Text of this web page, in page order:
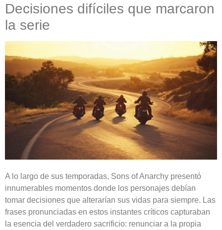
Decisiones difíciles que marcaron
la serie
A lo largo de sus temporadas, Sons of Anarchy presentó
innumerables momentos donde los personajes debían
tomar decisiones que alterarían sus vidas para siempre. Las
frases pronunciadas en estos instantes críticos capturaban
la esencia del verdadero sacrificio: renunciar a la propia